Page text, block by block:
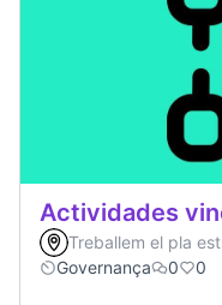
Actividades
Treballem el pla
Governança
0 0